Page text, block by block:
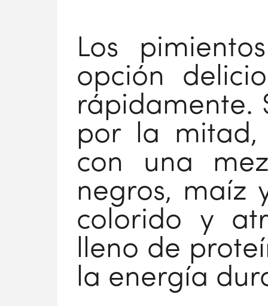
Los
opción
rápidamente.
por la mitad,
con una
negros, maíz
colorido y
lleno de
la energía